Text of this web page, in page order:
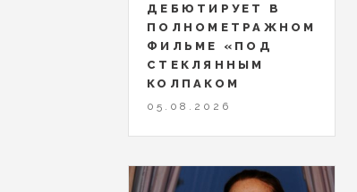
ДЕБЮТИРУЕТ В
ПОЛНОМЕТРАЖНОМ
ФИЛЬМЕ «ПОД
СТЕКЛЯННЫМ
КОЛПАКОМ
05.08.2026